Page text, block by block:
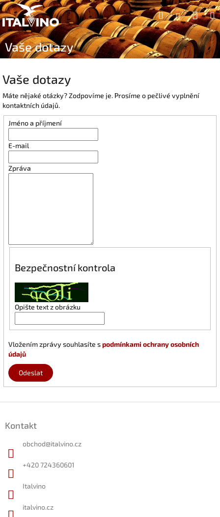
Přejít
na
obsah
Hledat
Vaše dotazy
Vaše dotazy
Máte nějaké otázky? Zodpovíme je. Prosíme o pečlivé vyplnění
kontaktních údajů.
Jméno a příjmení
E-mail
Zpráva
Bezpečnostní kontrola
Opište text z obrázku
Vložením zprávy souhlasíte spodmínkami ochrany osobních
údajů
Odeslat
Kontakt
obchod@italvino.cz
+420 724360601
Italvino
italvino.cz